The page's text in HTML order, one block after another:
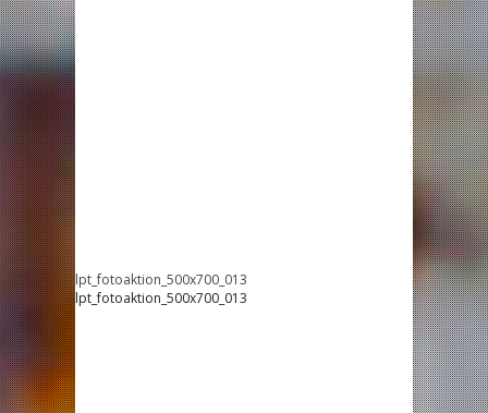
lpt_fotoaktion_500x700_013
lpt_fotoaktion_500x700_013